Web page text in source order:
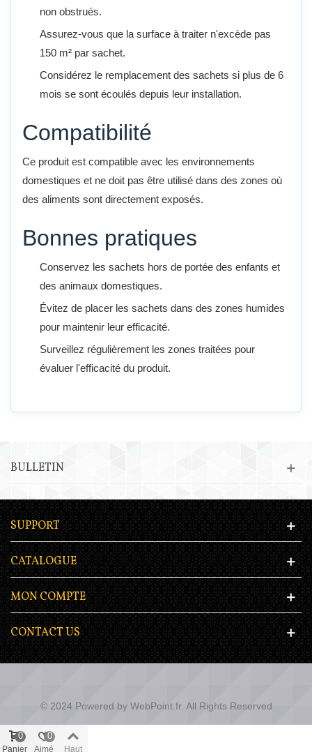
non obstrués.
Assurez-vous que la surface à traiter n'excède pas
150 m² par sachet.
Considérez le remplacement des sachets si plus de 6
mois se sont écoulés depuis leur installation.
Compatibilité
Ce produit est compatible avec les environnements
domestiques et ne doit pas être utilisé dans des zones où
des aliments sont directement exposés.
Bonnes pratiques
Conservez les sachets hors de portée des enfants et
des animaux domestiques.
Évitez de placer les sachets dans des zones humides
pour maintenir leur efficacité.
Surveillez régulièrement les zones traitées pour
évaluer l'efficacité du produit.
BULLETIN
SUPPORT
CATALOGUE
MON COMPTE
CONTACT US
© 2024 Powered by WebPoint.fr. All Rights Reserved
Panier
0
Aimé
0
Haut